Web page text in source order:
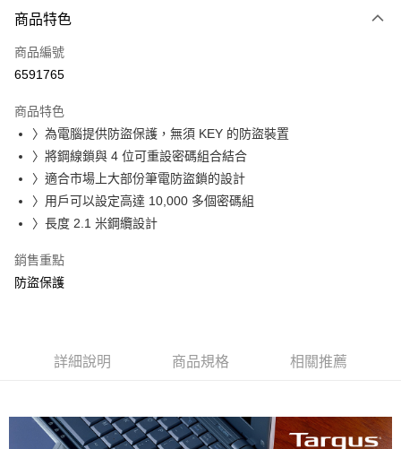
信用卡一次付款
信用卡分期付款
合作金庫商業銀行
華南商業銀行
彰化商業銀行
上海商業儲蓄銀行
台北富邦商業銀行
國泰世華商業銀行
兆豐國際商業銀行
臺灣中小企業銀行
台中商業銀行
匯豐（台灣）商業銀行
聯邦商業銀行
元大商業銀行
台新國際商業銀行
6 期 0 利率 每期
華南商業銀行
彰化商業銀行
上海商業儲蓄銀行
台北富邦商業銀行
國泰世華商業銀行
兆豐國際商業銀行
臺灣中小企業銀行
聯邦商業銀行
元大商業銀行
LINE Pay
Apple Pay
街口支付
悠遊付
Google Pay
運送方式
商品特色
商品編號
6591765
商品特色
〉為電腦提供防盜保護，無須 KEY 的防盜裝置
〉將鋼線鎖與 4 位可重設密碼組合結合
〉適合市場上大部份筆電防盜鎖的設計
〉用戶可以設定高達 10,000 多個密碼組
〉長度 2.1 米鋼纜設計
銷售重點
防盜保護
詳細說明 商品規格 相關推薦